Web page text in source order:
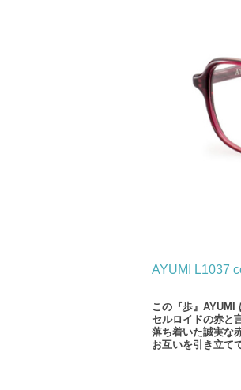
AYUMI L1037
この『歩』AYUMI
セルロイドの赤と
落ち着いた誠実な
お互いを引き立て